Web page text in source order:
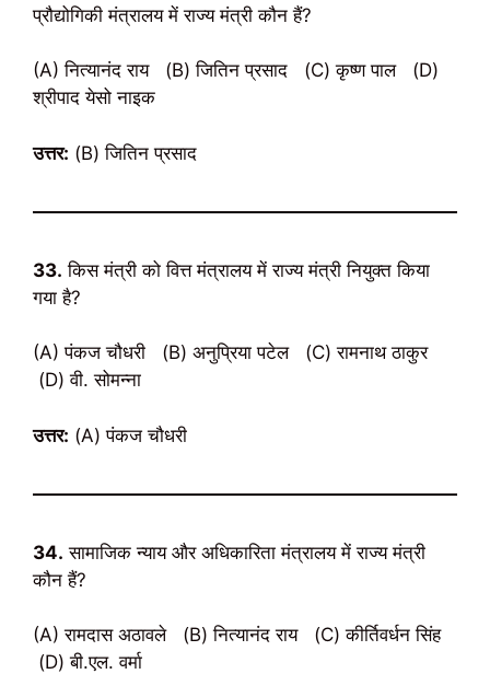
प्रौद्योगिकी मंत्रालय में राज्य मंत्री कौन हैं?
(A) नित्यानंद राय (B) जितिन प्रसाद (C) कृष्ण पाल (D)
श्रीपाद येसो नाइक
उत्तर: (B) जितिन प्रसाद
33. किस मंत्री को वित्त मंत्रालय में राज्य मंत्री नियुक्त किया
गया है?
(A) पंकज चौधरी (B) अनुप्रिया पटेल (C) रामनाथ ठाकुर
(D) वी. सोमन्ना
उत्तर: (A) पंकज चौधरी
34. सामाजिक न्याय और अधिकारिता मंत्रालय में राज्य मंत्री
कौन हैं?
(A) रामदास अठावले (B) नित्यानंद राय (C) कीर्तिवर्धन सिंह
(D) बी.एल. वर्मा